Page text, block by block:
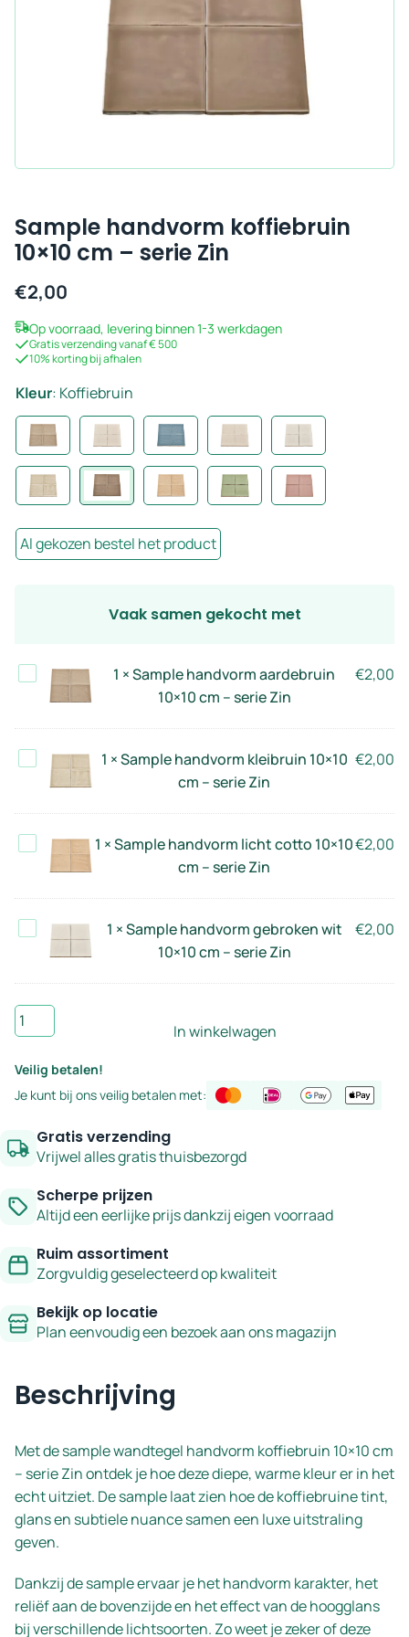
Sample handvorm koffiebruin
10×10 cm – serie Zin
€2,00
Op voorraad, levering binnen 1-3 werkdagen
Gratis verzending vanaf € 500
10% korting bij afhalen
Kleur: Koffiebruin
Al gekozen bestel het product
Vaak samen gekocht met
Sample
handvorm
cm
–
serie
Zin
1 ×Sample handvorm aardebruin
10×10 cm – serie Zin
€2,00
Sample
handvorm
cm
–
serie
Zin
1 ×Sample handvorm kleibruin 10×10
cm – serie Zin
€2,00
Sample
handvorm
10×10
cm
–
serie
1 ×Sample handvorm licht cotto 10×10
cm – serie Zin
€2,00
Sample
handvorm
cm
–
serie
1 ×Sample handvorm gebroken wit
10×10 cm – serie Zin
€2,00
Sample
handvorm
koffiebruin
10×10
cm
serie
aantal
In winkelwagen
Veilig betalen!
Je kunt bij ons veilig betalen met:
Gratis verzending
Vrijwel alles gratis thuisbezorgd
Scherpe prijzen
Altijd een eerlijke prijs dankzij eigen voorraad
Ruim assortiment
Zorgvuldig geselecteerd op kwaliteit
Bekijk op locatie
Plan eenvoudig een bezoek aan ons magazijn
Beschrijving
Met de sample wandtegel handvorm koffiebruin 10×10 cm
– serie Zin ontdek je hoe deze diepe, warme kleur er in het
echt uitziet. De sample laat zien hoe de koffiebruine tint,
glans en subtiele nuance samen een luxe uitstraling
geven.
Dankzij de sample ervaar je het handvorm karakter, het
reliëf aan de bovenzijde en het effect van de hoogglans
bij verschillende lichtsoorten. Zo weet je zeker of deze